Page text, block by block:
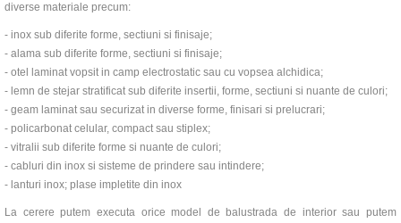
diverse materiale precum:
- inox sub diferite forme, sectiuni si finisaje;
- alama sub diferite forme, sectiuni si finisaje;
- otel laminat vopsit in camp electrostatic sau cu vopsea alchidica;
- lemn de stejar stratificat sub diferite insertii, forme, sectiuni si nuante de culori;
- geam laminat sau securizat in diverse forme, finisari si prelucrari;
- policarbonat celular, compact sau stiplex;
- vitralii sub diferite forme si nuante de culori;
- cabluri din inox si sisteme de prindere sau intindere;
- lanturi inox; plase impletite din inox
La cerere putem executa orice model de balustrada de interior sau putem